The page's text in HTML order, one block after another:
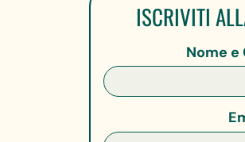
ISCRIVITI
Nome e